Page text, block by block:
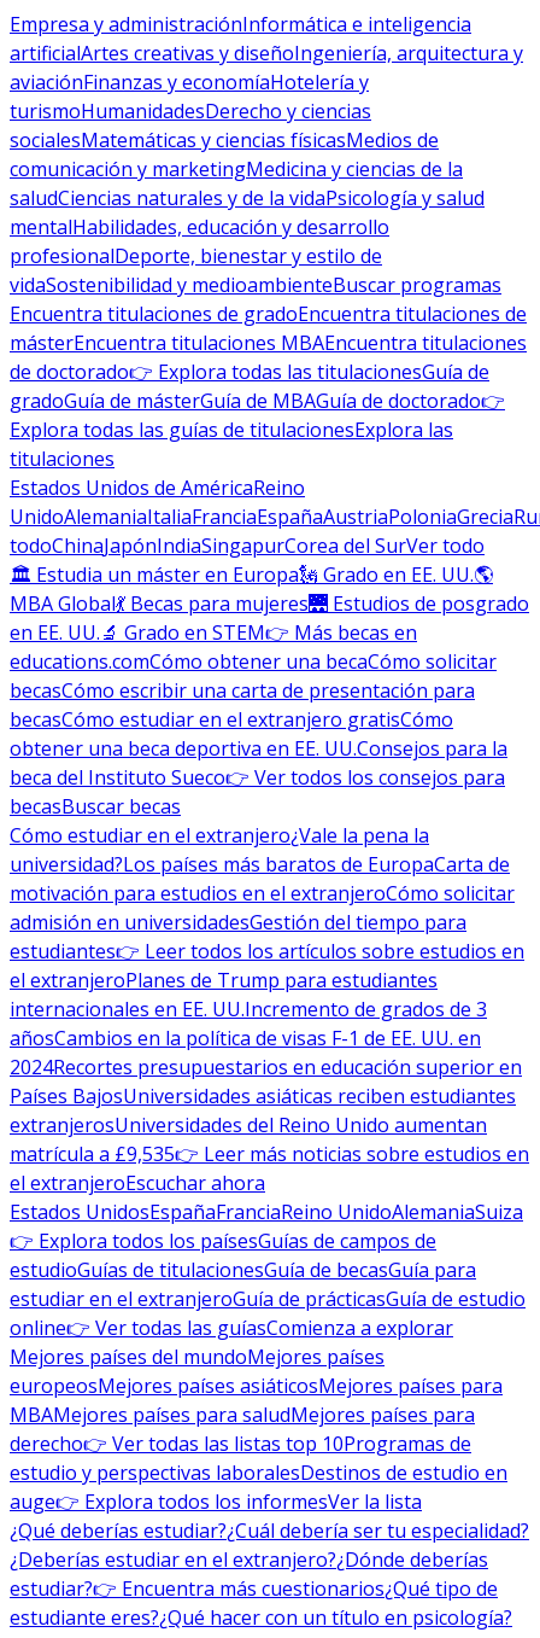
Empresa y administraciónInformática e inteligencia
artificialArtes creativas y diseñoIngeniería, arquitectura y
aviaciónFinanzas y economíaHotelería y
turismoHumanidadesDerecho y ciencias
socialesMatemáticas y ciencias físicasMedios de
comunicación y marketingMedicina y ciencias de la
saludCiencias naturales y de la vidaPsicología y salud
mentalHabilidades, educación y desarrollo
profesionalDeporte, bienestar y estilo de
vidaSostenibilidad y medioambienteBuscar programas
Encuentra titulaciones de gradoEncuentra titulaciones de
másterEncuentra titulaciones MBAEncuentra titulaciones
de doctorado👉 Explora todas las titulacionesGuía de
gradoGuía de másterGuía de MBAGuía de doctorado👉
Explora todas las guías de titulacionesExplora las
titulaciones
Estados Unidos de AméricaReino
UnidoAlemaniaItaliaFranciaEspañaAustriaPoloniaGrecia
todoChinaJapónIndiaSingapurCorea del SurVer todo
🏛 Estudia un máster en Europa🗽 Grado en EE. UU.🌎
MBA Global💃 Becas para mujeres🌉 Estudios de posgrado
en EE. UU.🔬 Grado en STEM👉 Más becas en
educations.comCómo obtener una becaCómo solicitar
becasCómo escribir una carta de presentación para
becasCómo estudiar en el extranjero gratisCómo
obtener una beca deportiva en EE. UU.Consejos para la
beca del Instituto Sueco👉 Ver todos los consejos para
becasBuscar becas
Cómo estudiar en el extranjero¿Vale la pena la
universidad?Los países más baratos de EuropaCarta de
motivación para estudios en el extranjeroCómo solicitar
admisión en universidadesGestión del tiempo para
estudiantes👉 Leer todos los artículos sobre estudios en
el extranjeroPlanes de Trump para estudiantes
internacionales en EE. UU.Incremento de grados de 3
añosCambios en la política de visas F-1 de EE. UU. en
2024Recortes presupuestarios en educación superior en
Países BajosUniversidades asiáticas reciben estudiantes
extranjerosUniversidades del Reino Unido aumentan
matrícula a £9,535👉 Leer más noticias sobre estudios en
el extranjeroEscuchar ahora
Estados UnidosEspañaFranciaReino UnidoAlemaniaSuiza
👉 Explora todos los paísesGuías de campos de
estudioGuías de titulacionesGuía de becasGuía para
estudiar en el extranjeroGuía de prácticasGuía de estudio
online👉 Ver todas las guíasComienza a explorar
Mejores países del mundoMejores países
europeosMejores países asiáticosMejores países para
MBAMejores países para saludMejores países para
derecho👉 Ver todas las listas top 10Programas de
estudio y perspectivas laboralesDestinos de estudio en
auge👉 Explora todos los informesVer la lista
¿Qué deberías estudiar?¿Cuál debería ser tu especialidad?
¿Deberías estudiar en el extranjero?¿Dónde deberías
estudiar?👉 Encuentra más cuestionarios¿Qué tipo de
estudiante eres?¿Qué hacer con un título en psicología?